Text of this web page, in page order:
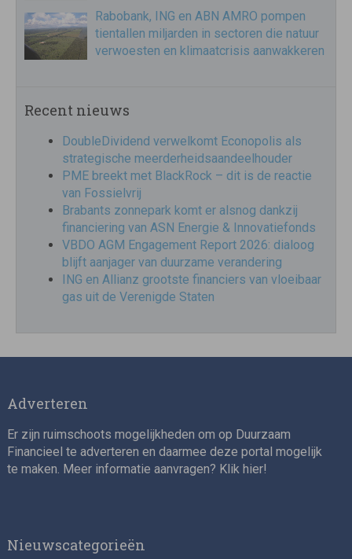
Rabobank, ING en ABN AMRO pompen
tientallen miljarden in sectoren die natuur
verwoesten en klimaatcrisis aanwakkeren
Recent nieuws
DoubleDividend verwelkomt Econopolis als
strategische meerderheidsaandeelhouder
PME breekt met BlackRock – dit is de reactie
van Fossielvrij
Brabants zonnepark komt er alsnog dankzij
financiering van ASN Energie & Innovatiefonds
VBDO AGM Engagement Report 2026: dialoog
blijft aanjager van duurzame verandering
ING en Allianz grootste financiers van vloeibaar
gas uit de Verenigde Staten
Adverteren
Er zijn ruimschoots mogelijkheden om op Duurzaam
Financieel te adverteren en daarmee deze portal mogelijk
te maken. Meer informatie aanvragen? Klik hier!
Nieuwscategorieën